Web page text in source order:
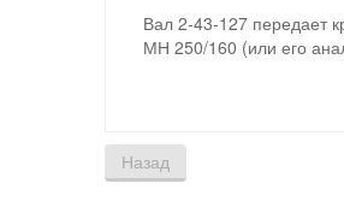
Вал 2-43-127 передает
МН 250/160 (или его